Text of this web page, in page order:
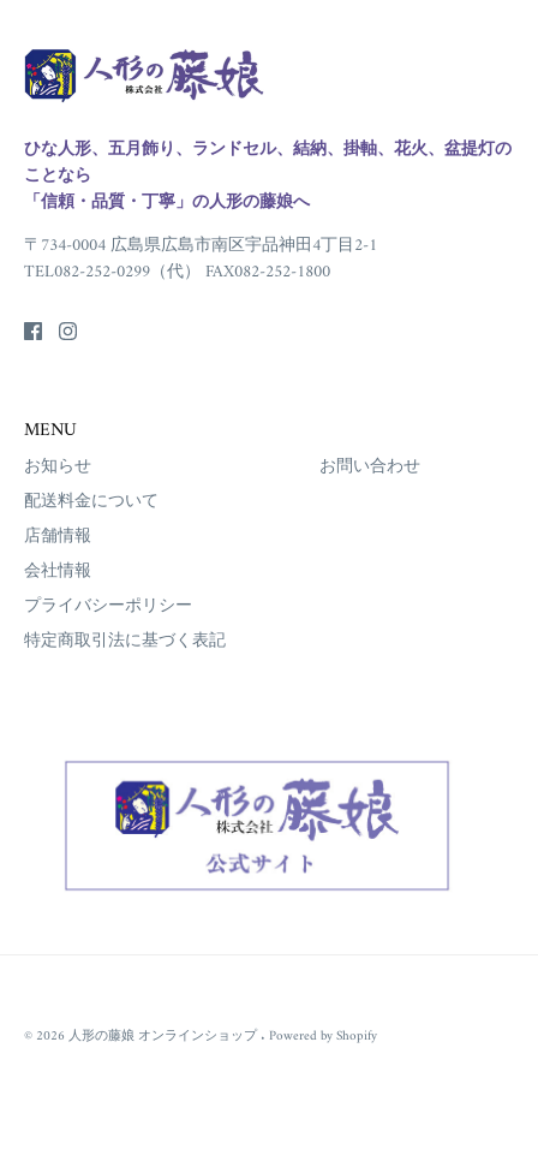
ひな人形、五月飾り、ランドセル、結納、掛軸、花火、盆提灯の
ことなら
「信頼・品質・丁寧」の人形の藤娘へ
〒734-0004 広島県広島市南区宇品神田4丁目2-1
TEL082-252-0299（代） FAX082-252-1800
MENU
お知らせ
配送料金について
店舗情報
会社情報
プライバシーポリシー
特定商取引法に基づく表記
お問い合わせ
© 2026 人形の藤娘 オンラインショップ. Powered by Shopify